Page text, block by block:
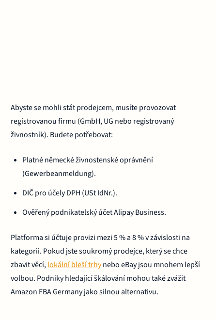
Abyste se mohli stát prodejcem, musíte provozovat
registrovanou firmu (GmbH, UG nebo registrovaný
živnostník). Budete potřebovat:
Platné německé živnostenské oprávnění
(Gewerbeanmeldung).
DIČ pro účely DPH (USt IdNr.).
Ověřený podnikatelský účet Alipay Business.
Platforma si účtuje provizi mezi 5 % a 8 % v závislosti na
kategorii. Pokud jste soukromý prodejce, který se chce
zbavit věcí,lokální bleší trhynebo eBay jsou mnohem lepší
volbou. Podniky hledající škálování mohou také zvážit
Amazon FBA Germany jako silnou alternativu.